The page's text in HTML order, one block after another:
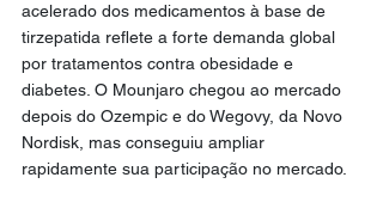
acelerado dos medicamentos à base de
tirzepatida reflete a forte demanda global
por tratamentos contra obesidade e
diabetes. O Mounjaro chegou ao mercado
depois do Ozempic e do Wegovy, da Novo
Nordisk, mas conseguiu ampliar
rapidamente sua participação no mercado.